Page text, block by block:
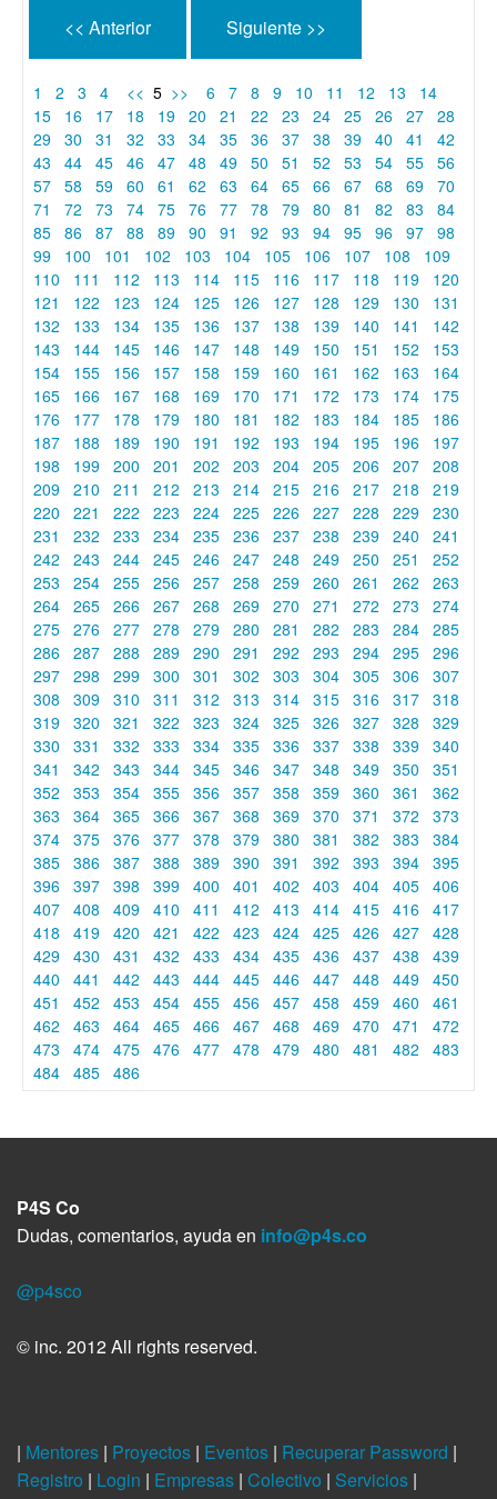
<< Anterior Siguiente >>
1 2 3 4 << 5 >> 6 7 8 9 10 11 12 13
14
15
16 17 18 19 20 21 22 23 24 25 26 27 28
29 30 31 32 33 34 35 36 37 38 39 40 41
42
43
44 45 46 47 48 49 50 51 52 53 54 55 56
57 58 59 60 61 62 63 64 65 66 67 68 69 70
71
72 73 74 75 76 77 78 79 80 81 82 83
84
85 86 87 88 89 90 91 92 93 94 95 96 97 98
99
100 101 102 103 104 105 106 107 108
109
110
111 112 113 114 115 116 117 118 119
120
121
122 123 124 125 126 127 128 129 130
131
132
133 134 135 136 137 138 139 140 141
142
143
144 145 146 147 148 149 150 151 152
153
154
155 156 157 158 159 160 161 162 163
164
165
166 167 168 169 170 171 172 173 174
175
176
177 178 179 180 181 182 183 184 185
186
187
188 189 190 191 192 193 194 195 196
197
198
199 200 201 202 203 204 205 206 207 208
209 210 211 212 213 214 215 216 217 218
219
220
221 222 223 224 225 226 227 228 229 230
231
232 233 234 235 236 237 238 239 240
241
242
243 244 245 246 247 248 249 250 251
252
253
254 255 256 257 258 259 260 261 262
263
264 265 266 267 268 269 270 271 272 273
274
275 276 277 278 279 280 281 282 283 284 285
286 287 288 289 290 291 292 293 294 295 296
297 298 299 300 301 302 303 304 305 306 307
308
309 310 311 312 313 314 315 316 317 318
319 320 321 322 323 324 325 326 327 328
329
330
331 332 333 334 335 336 337 338 339 340
341
342 343 344 345 346 347 348 349 350
351
352
353 354 355 356 357 358 359 360 361
362
363
364 365 366 367 368 369 370 371 372
373
374 375 376 377 378 379 380 381 382 383
384
385 386 387 388 389 390 391 392 393 394 395
396 397 398 399 400 401 402 403 404 405 406
407 408 409 410 411 412 413 414 415 416 417
418
419 420 421 422 423 424 425 426 427 428
429 430 431 432 433 434 435 436 437 438
439
440
441 442 443 444 445 446 447 448 449 450
451
452 453 454 455 456 457 458 459 460
461
462
463 464 465 466 467 468 469 470 471
472
473
474 475 476 477 478 479 480 481 482
483
484 485 486
P4S Co
Dudas, comentarios, ayuda en info@p4s.co
@p4sco
© inc. 2012 All rights reserved.
| Mentores | Proyectos | Eventos | Recuperar Password |
Registro | Login | Empresas | Colectivo | Servicios |